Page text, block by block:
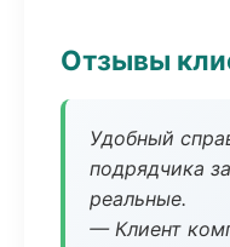
Отзывы
Удобный
подрядчика
реальные.
— Клиент